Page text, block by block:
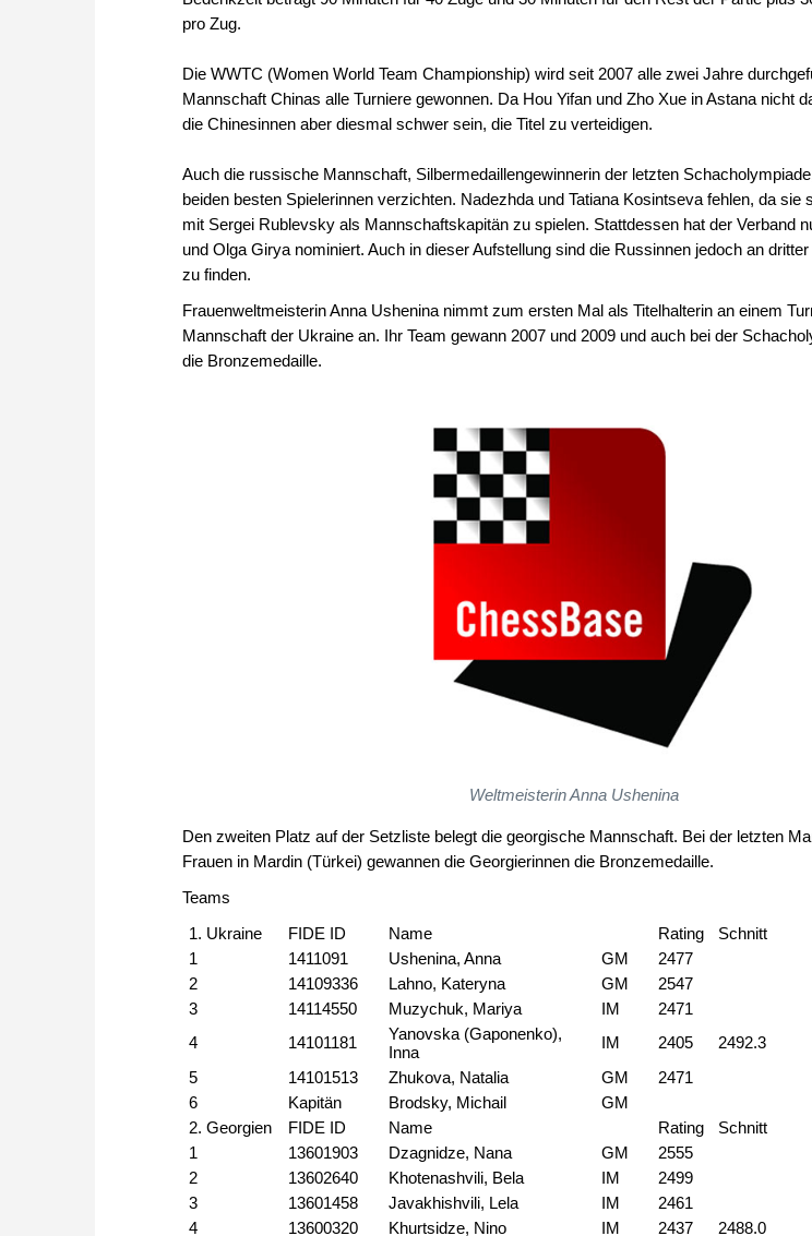
pro Zug.
Die WWTC (Women World Team Championship) wird seit 2007 alle zwei Jahre
Mannschaft Chinas alle Turniere gewonnen. Da Hou Yifan und Zho Xue in Astana nicht
die Chinesinnen aber diesmal schwer sein, die Titel zu verteidigen.
Auch die russische Mannschaft, Silbermedaillengewinnerin der letzten
beiden besten Spielerinnen verzichten. Nadezhda und Tatiana Kosintseva fehlen, da sie
mit Sergei Rublevsky als Mannschaftskapitän zu spielen. Stattdessen hat der Verband
und Olga Girya nominiert. Auch in dieser Aufstellung sind die Russinnen jedoch an
zu finden.
Frauenweltmeisterin Anna Ushenina nimmt zum ersten Mal als Titelhalterin an einem
Mannschaft der Ukraine an. Ihr Team gewann 2007 und 2009 und auch bei der
die Bronzemedaille.
Weltmeisterin Anna Ushenina
Den zweiten Platz auf der Setzliste belegt die georgische Mannschaft. Bei der letzten
Frauen in Mardin (Türkei) gewannen die Georgierinnen die Bronzemedaille.
Teams
1. Ukraine
FIDE ID Name Rating
Schnitt
1
1411091 Ushenina, Anna GM
2477
2
14109336 Lahno, Kateryna GM
2547
3
14114550 Muzychuk, Mariya IM
2471
4
14101181
Yanovska (Gaponenko),
Inna
IM 2405
2492.3
5
14101513 Zhukova, Natalia GM
2471
6
Kapitän Brodsky, Michail
GM
2. Georgien
FIDE ID Name Rating
Schnitt
1
13601903 Dzagnidze, Nana GM
2555
2
13602640 Khotenashvili, Bela IM
2499
3
13601458 Javakhishvili, Lela IM
2461
4
13600320 Khurtsidze, Nino IM 2437 2488.0